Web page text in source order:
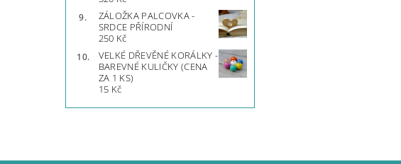
ZÁLOŽKA PALCOVKA -
SRDCE PŘÍRODNÍ
250 Kč
VELKÉ DŘEVĚNÉ KORÁLKY -
BAREVNÉ KULIČKY (CENA
ZA 1 KS)
15 Kč